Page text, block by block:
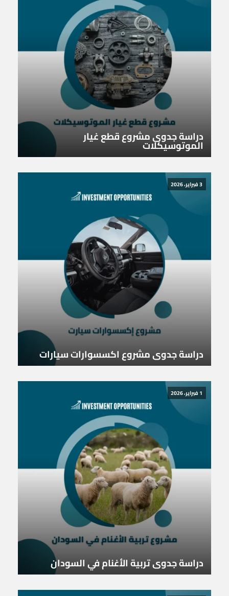
دراسة جدوى مشروع قطع غيار
الموتوسيكلات
3 فبراير، 2026
دراسة جدوى مشروع اكسسوارات سيارات
1 فبراير، 2026
دراسة جدوى تربية الأغنام في السودان